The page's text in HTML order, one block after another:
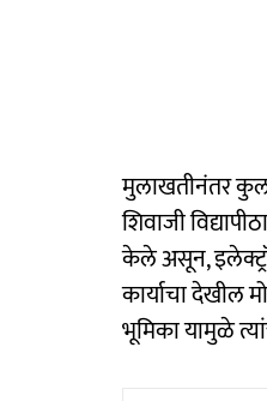
मुलाखतीनंतर
शिवाजी
केले असून,
कार्याचा देखील
भूमिका यामुळे